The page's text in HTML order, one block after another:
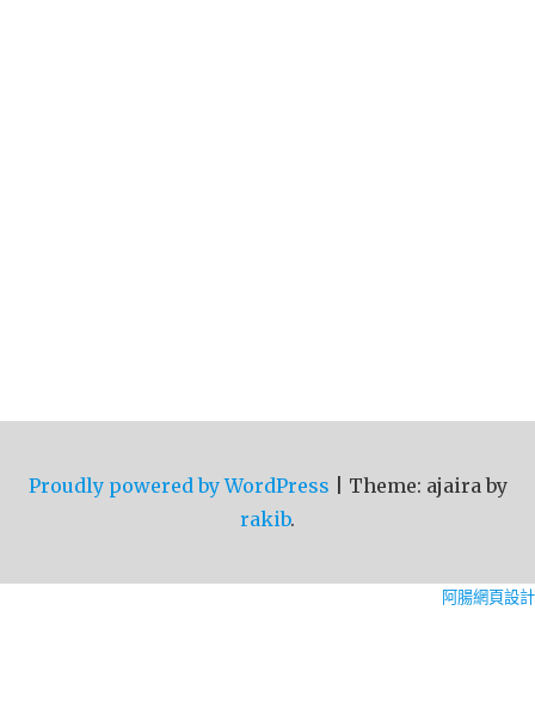
Proudly powered by WordPress
Theme: ajaira by
rakib.
阿腸網頁設計